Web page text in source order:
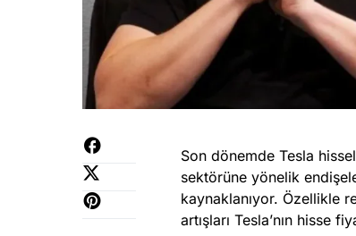
Son dönemde Tesla
sektörüne yönelik
kaynaklanıyor. Özellikle
artışları Tesla’nın hisse